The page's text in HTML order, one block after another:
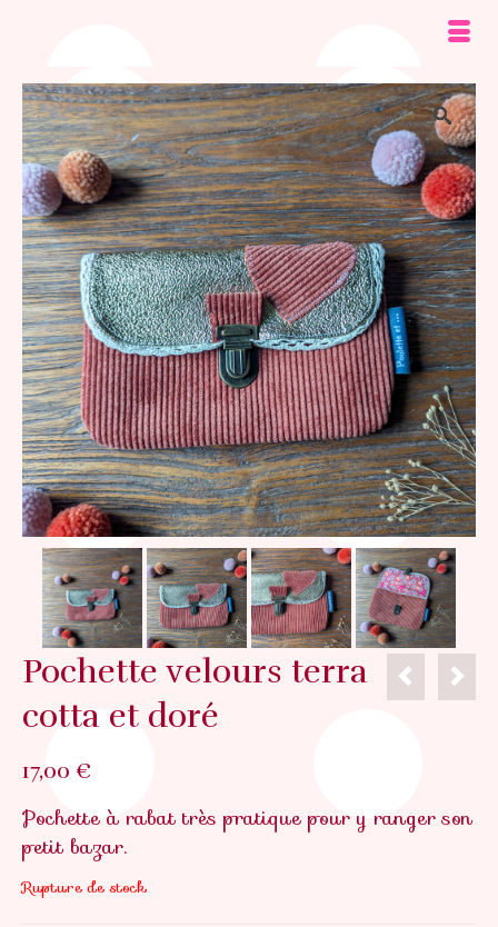
Pochette velours terra
cotta et doré
17,00 €
Pochette à rabat très pratique pour y ranger son
petit bazar.
Rupture de stock